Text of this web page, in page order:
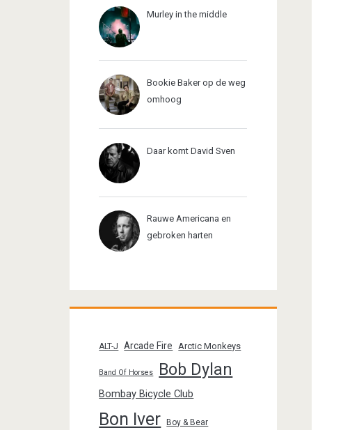
Murley in the middle
Bookie Baker op de weg
omhoog
Daar komt David Sven
Rauwe Americana en
gebroken harten
ALT-J Arcade Fire Arctic Monkeys
Band Of Horses Bob Dylan
Bombay Bicycle Club
Bon Iver Boy & Bear